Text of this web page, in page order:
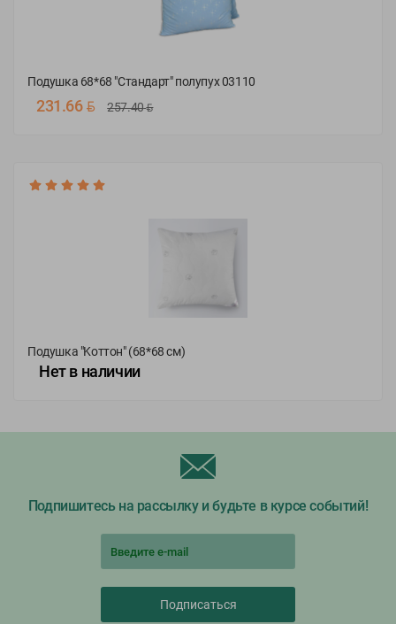
Подушка 68*68 "Стандарт" полупух 03110
231.66 BYN 257.40BYN
Подушка "Koттон" (68*68 см)
Нет в наличии
Подпишитесь на рассылку и будьте в курсе событий!
Подписаться